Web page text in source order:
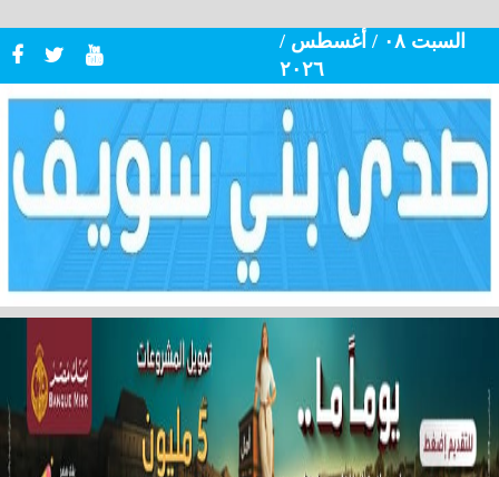
السبت ٠٨ / أغسطس /
٢٠٢٦